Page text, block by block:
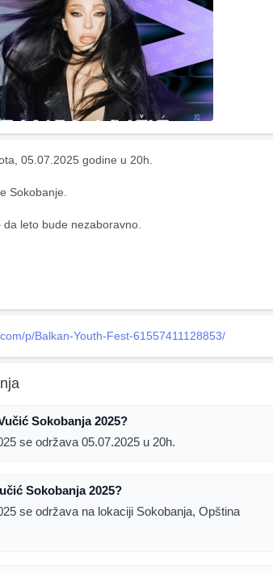
05.07.2025 godine u 20h.
Sokobanje.
leto bude nezaboravno.
p/Balkan-Youth-Fest-61557411128853/
Sokobanja 2025?
se održava 05.07.2025 u 20h.
Sokobanja 2025?
se održava na lokaciji Sokobanja, Opština